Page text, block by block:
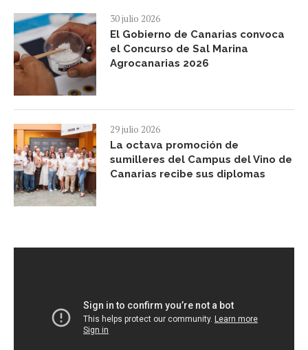
30 julio 2026
El Gobierno de Canarias convoca
el Concurso de Sal Marina
Agrocanarias 2026
29 julio 2026
La octava promoción de
sumilleres del Campus del Vino de
Canarias recibe sus diplomas